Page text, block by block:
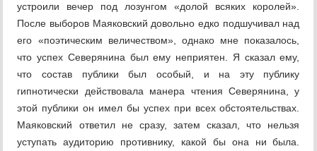
устроили вечер под лозунгом «долой всяких королей».
После выборов Маяковский довольно едко подшучивал над
его «поэтическим величеством», однако мне показалось,
что успех Северянина был ему неприятен. Я сказал ему,
что состав публики был особый, и на эту публику
гипнотически действовала манера чтения Северянина, у
этой публики он имел бы успех при всех обстоятельствах.
Маяковский ответил не сразу, затем сказал, что нельзя
уступать аудиторию противнику, какой бы она ни была.